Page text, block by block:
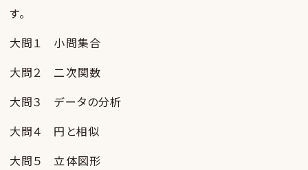
す。
大問１ 小問集合
大問２ 二次関数
大問３ データの分析
大問４ 円と相似
大問５ 立体図形